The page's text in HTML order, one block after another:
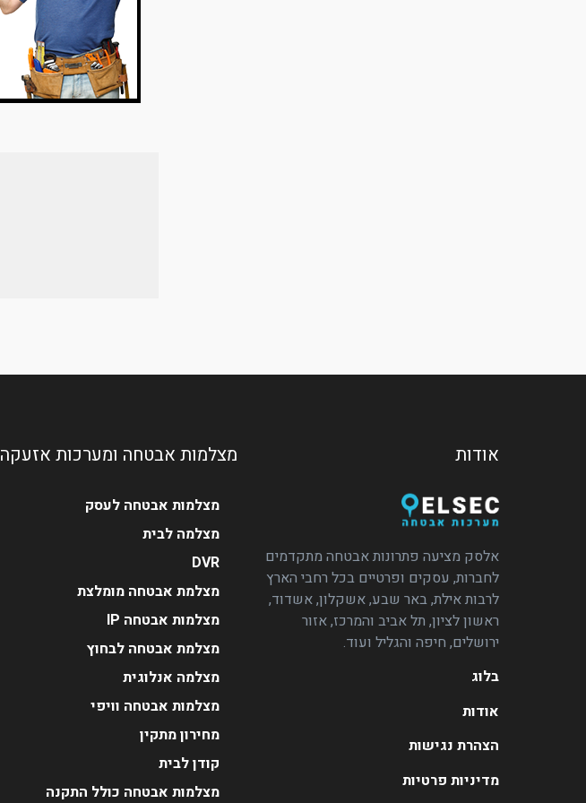
אודות
אלסק מציעה פתרונות אבטחה מתקדמים
לחברות, עסקים ופרטיים בכל רחבי הארץ
לרבות אילת, באר שבע, אשקלון, אשדוד,
ראשון לציון, תל אביב והמרכז, אזור
ירושלים, חיפה והגליל ועוד.
בלוג
אודות
הצהרת נגישות
מדיניות פרטיות
מצלמות אבטחה ומערכות אזעקה
מצלמות אבטחה לעסק
מצלמה לבית
DVR
מצלמת אבטחה מומלצת
מצלמות אבטחה IP
מצלמת אבטחה לבחוץ
מצלמה אנלוגית
מצלמות אבטחה וויפי
מחירון מתקין
קודן לבית
מצלמות אבטחה כולל התקנה